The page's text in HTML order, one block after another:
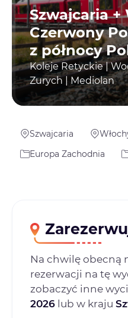
Szwajcaria +
Czerwony
z północy
Koleje Retyckie |
Zurych | Mediolan
Szwajcaria
Europa Zachodnia
Na chwilę obecną
rezerwacji na tę
zobaczyć inne
2026 lub w kraju